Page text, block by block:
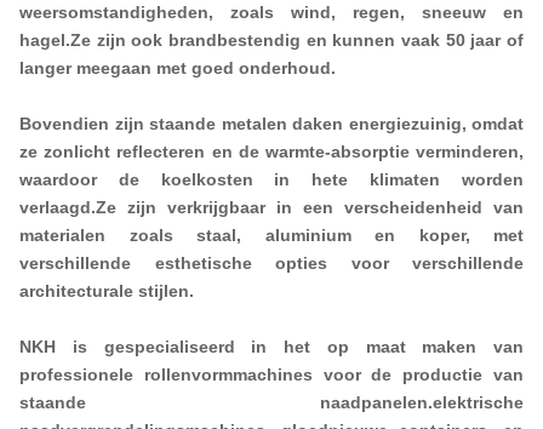
weersomstandigheden, zoals wind, regen, sneeuw en
hagel.Ze zijn ook brandbestendig en kunnen vaak 50 jaar of
langer meegaan met goed onderhoud.
Bovendien zijn staande metalen daken energiezuinig, omdat
ze zonlicht reflecteren en de warmte-absorptie verminderen,
waardoor de koelkosten in hete klimaten worden
verlaagd.Ze zijn verkrijgbaar in een verscheidenheid van
materialen zoals staal, aluminium en koper, met
verschillende esthetische opties voor verschillende
architecturale stijlen.
NKH is gespecialiseerd in het op maat maken van
professionele rollenvormmachines voor de productie van
staande naadpanelen.elektrische